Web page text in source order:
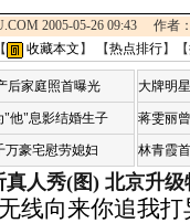
2005-05-26 09:43 作
收藏本文 】 【热点排行】【
后家庭照首曝光
"他"息影结婚生子
万豪宅慰劳媳妇
大牌明
蒋雯丽
林青霞
真人秀(图) 北京升级
向来你追我打